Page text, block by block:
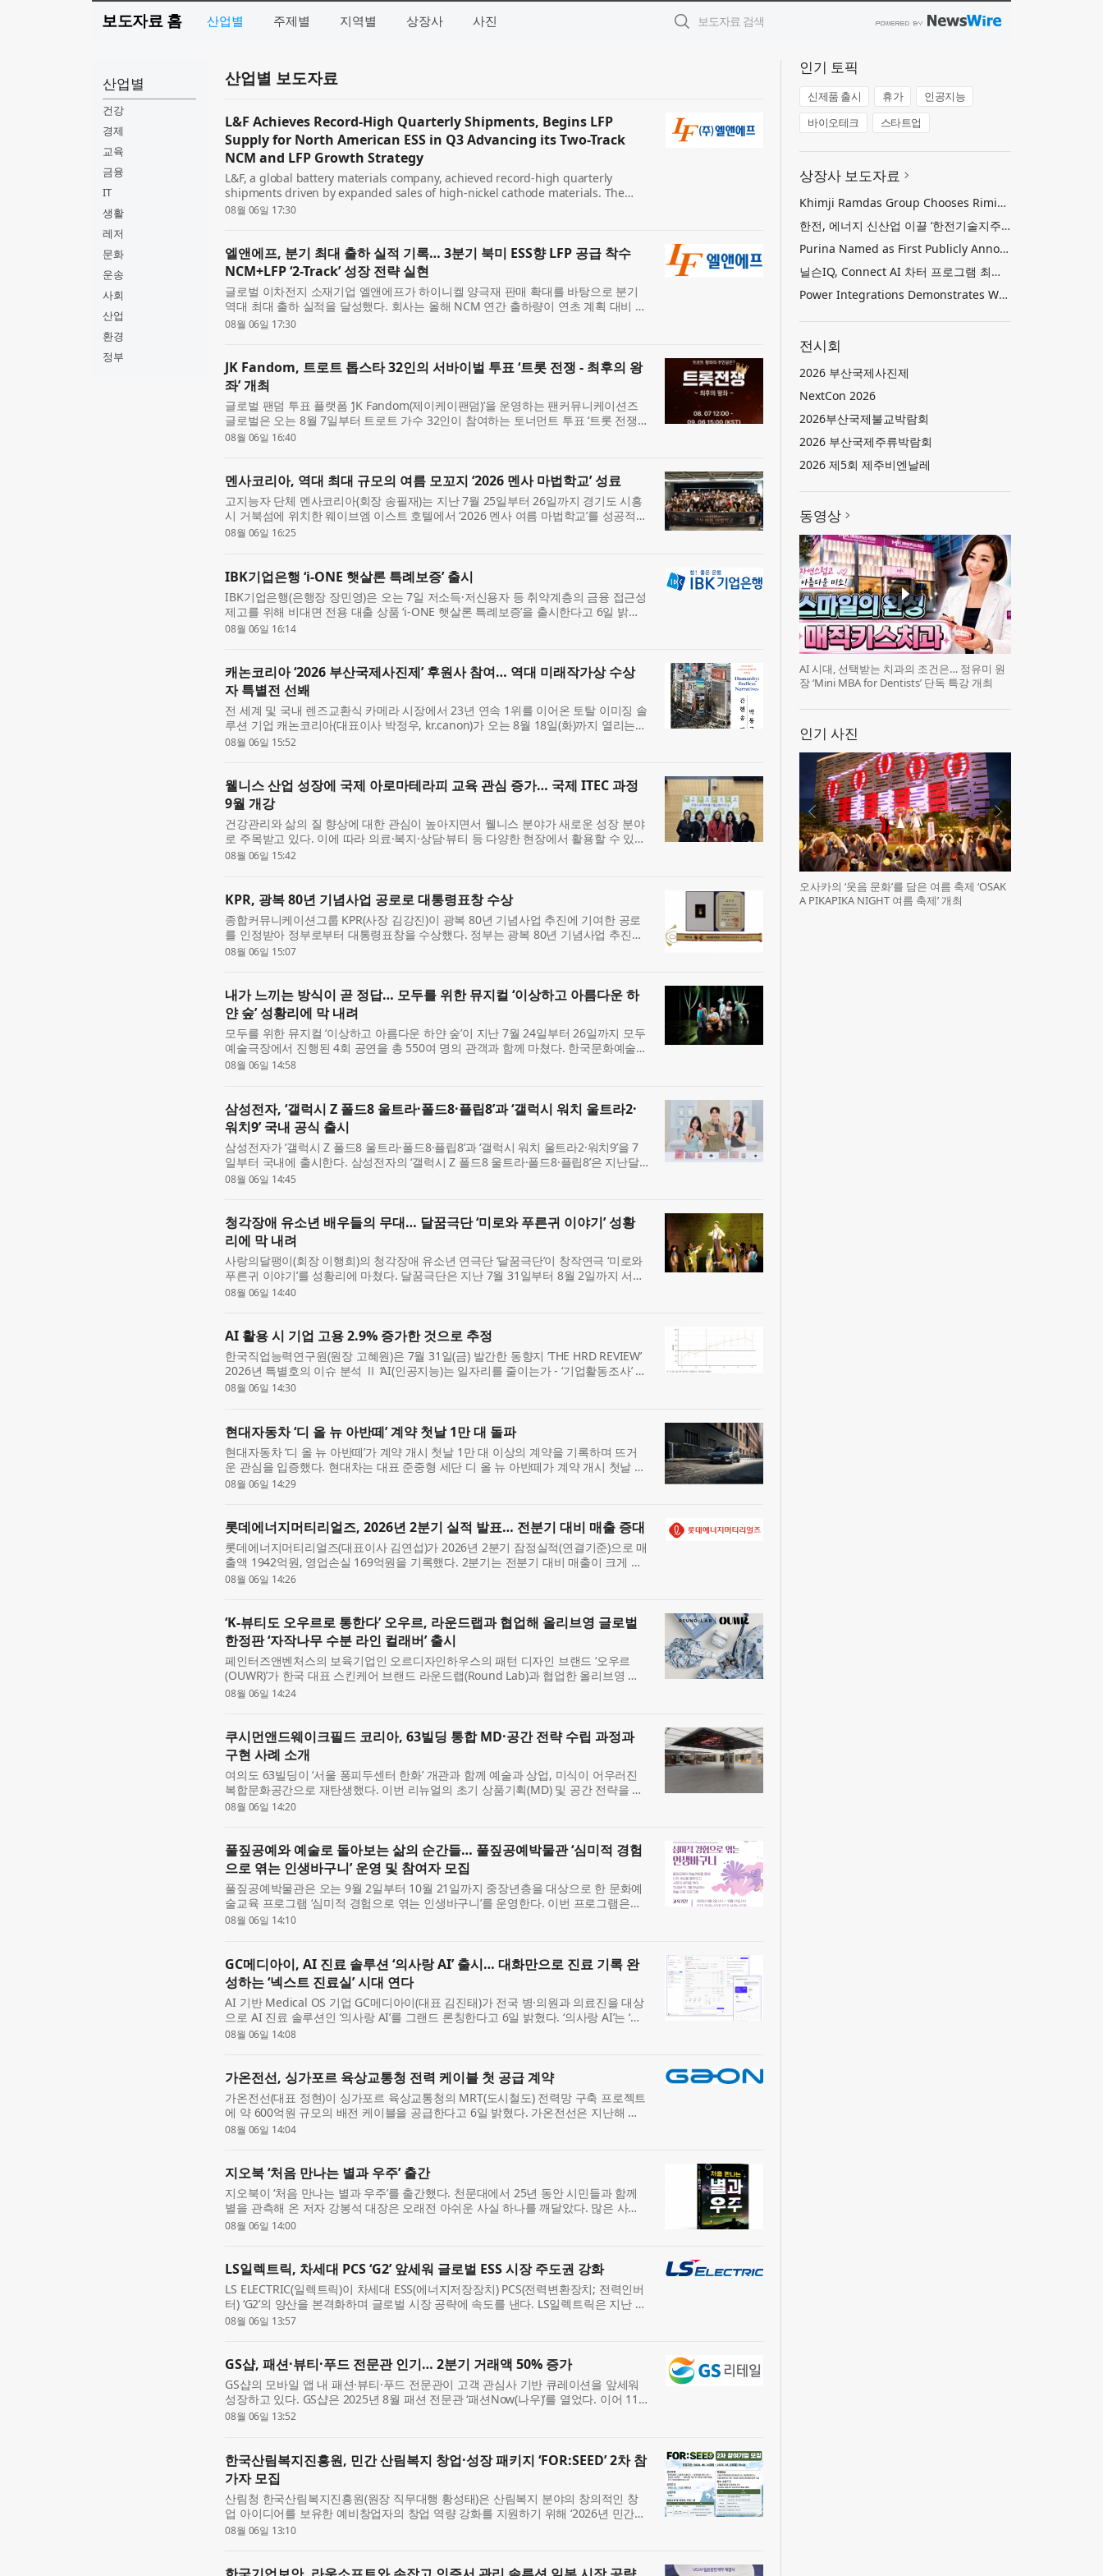
보도자료 홈 산업별 주제별 지역별 상장사 사진
산업별
건강
경제
교육
금융
IT
생활
레저
문화
운송
사회
산업
환경
정부
산업별 보도자료
L&F Achieves Record-High Quarterly Shipments, Begins LFP
Supply for North American ESS in Q3 Advancing its Two-Track
NCM and LFP Growth Strategy
L&F, a global battery materials company, achieved record-high quarterly
shipments driven by expanded sales of high-nickel cathode materials. The
company expects annual NCM shipments to significantly surpass its initial
08월 06일 17:30
엘앤에프, 분기 최대 출하 실적 기록… 3분기 북미 ESS향 LFP 공급 착수
NCM+LFP ‘2-Track’ 성장 전략 실현
글로벌 이차전지 소재기업 엘앤에프가 하이니켈 양극재 판매 확대를 바탕으로 분기
역대 최대 출하 실적을 달성했다. 회사는 올해 NCM 연간 출하량이 연초 계획 대비 크
게 상회할 것으로 전망했으며, 3분기부터는 북미 ESS향 LFP 양극재 공급도 시작하며
08월 06일 17:30
JK Fandom, 트로트 톱스타 32인의 서바이벌 투표 ‘트롯 전쟁 - 최후의 왕
좌’ 개최
글로벌 팬덤 투표 플랫폼 ‘JK Fandom(제이케이팬덤)’을 운영하는 팬커뮤니케이션즈
글로벌은 오는 8월 7일부터 트로트 가수 32인이 참여하는 토너먼트 투표 ‘트롯 전쟁 -
최후의 왕좌(TROT WAR : THE LAST THRONE)’를 개최한다고 밝혔다. 이번 캠페인에
08월 06일 16:40
멘사코리아, 역대 최대 규모의 여름 모꼬지 ‘2026 멘사 마법학교’ 성료
고지능자 단체 멘사코리아(회장 송필재)는 지난 7월 25일부터 26일까지 경기도 시흥
시 거북섬에 위치한 웨이브엠 이스트 호텔에서 ‘2026 멘사 여름 마법학교’를 성공적으
로 개최했다고 밝혔다. 이번 여름 모꼬지에는 130여 명의 회원과 가족이 참여해 여름
08월 06일 16:25
IBK기업은행 ‘i-ONE 햇살론 특례보증’ 출시
IBK기업은행(은행장 장민영)은 오는 7일 저소득·저신용자 등 취약계층의 금융 접근성
제고를 위해 비대면 전용 대출 상품 ‘i-ONE 햇살론 특례보증’을 출시한다고 6일 밝혔
다. 이번 상품은 지난 1월 출시한 대면 전용 상품 ‘IBK햇살론 특례보증’에 이은 비대면
08월 06일 16:14
캐논코리아 ‘2026 부산국제사진제’ 후원사 참여… 역대 미래작가상 수상
자 특별전 선봬
전 세계 및 국내 렌즈교환식 카메라 시장에서 23년 연속 1위를 이어온 토탈 이미징 솔
루션 기업 캐논코리아(대표이사 박정우, kr.canon)가 오는 8월 18일(화)까지 열리는
‘2026 부산국제사진제’의 후원사로 참여해 ‘캐논 미래작가전 Humanity: Endless
08월 06일 15:52
웰니스 산업 성장에 국제 아로마테라피 교육 관심 증가… 국제 ITEC 과정
9월 개강
건강관리와 삶의 질 향상에 대한 관심이 높아지면서 웰니스 분야가 새로운 성장 분야
로 주목받고 있다. 이에 따라 의료·복지·상담·뷰티 등 다양한 현장에서 활용할 수 있는
전문 교육에 대한 관심도 함께 커지고 있으며, 아로마테라피를 체계적으로 배우려는
08월 06일 15:42
KPR, 광복 80년 기념사업 공로로 대통령표창 수상
종합커뮤니케이션그룹 KPR(사장 김강진)이 광복 80년 기념사업 추진에 기여한 공로
를 인정받아 정부로부터 대통령표창을 수상했다. 정부는 광복 80년 기념사업 추진에
기여한 개인 63명과 5개 기관을 ‘광복 80년 기념사업 유공자’로 선정했다. KPR은 수상
08월 06일 15:07
내가 느끼는 방식이 곧 정답… 모두를 위한 뮤지컬 ‘이상하고 아름다운 하
얀 숲’ 성황리에 막 내려
모두를 위한 뮤지컬 ‘이상하고 아름다운 하얀 숲’이 지난 7월 24일부터 26일까지 모두
예술극장에서 진행된 4회 공연을 총 550여 명의 관객과 함께 마쳤다. 한국문화예술위
원회 2026 어린이·청소년을 위한 예술지원사업 선정작인 이 작품은 창작꿈터 놀이공
08월 06일 14:58
삼성전자, ‘갤럭시 Z 폴드8 울트라·폴드8·플립8’과 ‘갤럭시 워치 울트라2·
워치9’ 국내 공식 출시
삼성전자가 ‘갤럭시 Z 폴드8 울트라·폴드8·플립8’과 ‘갤럭시 워치 울트라2·워치9’을 7
일부터 국내에 출시한다. 삼성전자의 ‘갤럭시 Z 폴드8 울트라·폴드8·플립8’은 지난달
28일부터 8월 3일까지 7일간 진행된 사전 판매에서 갤럭시 스마트폰 최고 기록인
08월 06일 14:45
청각장애 유소년 배우들의 무대… 달꿈극단 ‘미로와 푸른귀 이야기’ 성황
리에 막 내려
사랑의달팽이(회장 이행희)의 청각장애 유소년 연극단 ‘달꿈극단’이 창작연극 ‘미로와
푸른귀 이야기’를 성황리에 마쳤다. 달꿈극단은 지난 7월 31일부터 8월 2일까지 서울
중구에 위치한 CKL스테이지에서 ‘미로와 푸른귀 이야기’를 총 3회 공연했다. 이번 공
08월 06일 14:40
AI 활용 시 기업 고용 2.9% 증가한 것으로 추정
한국직업능력연구원(원장 고혜원)은 7월 31일(금) 발간한 동향지 ‘THE HRD REVIEW’
2026년 특별호의 이슈 분석 Ⅱ ‘AI(인공지능)는 일자리를 줄이는가 - ‘기업활동조사’ 패
널로 본 AI 활용의 고용 효과’를 통해 AI 활용 전후 기업의 고용 변화를 분석했다. ※
08월 06일 14:30
현대자동차 ‘디 올 뉴 아반떼’ 계약 첫날 1만 대 돌파
현대자동차 ‘디 올 뉴 아반떼’가 계약 개시 첫날 1만 대 이상의 계약을 기록하며 뜨거
운 관심을 입증했다. 현대차는 대표 준중형 세단 디 올 뉴 아반떼가 계약 개시 첫날 총
1만1094대의 계약을 기록했다고 6일 밝혔다. 이는 2020년 4월 출시된 7세대 아반떼
08월 06일 14:29
롯데에너지머티리얼즈, 2026년 2분기 실적 발표… 전분기 대비 매출 증대
롯데에너지머티리얼즈(대표이사 김연섭)가 2026년 2분기 잠정실적(연결기준)으로 매
출액 1942억원, 영업손실 169억원을 기록했다. 2분기는 전분기 대비 매출이 크게 상
승한 점이 가장 큰 개선 포인트다. 부채비율은 31.5%, 차입금비율은 18%를 유지하고
08월 06일 14:26
‘K-뷰티도 오우르로 통한다’ 오우르, 라운드랩과 협업해 올리브영 글로벌
한정판 ‘자작나무 수분 라인 컬래버’ 출시
페인터즈앤벤처스의 보육기업인 오르디자인하우스의 패턴 디자인 브랜드 ‘오우르
(OUWR)’가 한국 대표 스킨케어 브랜드 라운드랩(Round Lab)과 협업한 올리브영 글
로벌(Olive Young US) 한정판 컬렉션을 선보인다. 이번 협업은 한국 스킨케어와 디자
08월 06일 14:24
쿠시먼앤드웨이크필드 코리아, 63빌딩 통합 MD·공간 전략 수립 과정과
구현 사례 소개
여의도 63빌딩이 ‘서울 퐁피두센터 한화’ 개관과 함께 예술과 상업, 미식이 어우러진
복합문화공간으로 재탄생했다. 이번 리뉴얼의 초기 상품기획(MD) 및 공간 전략을 수
립한 쿠시먼앤드웨이크필드 코리아(Cushman & Wakefield Korea)가 컨설팅 당시의
08월 06일 14:20
풀짚공예와 예술로 돌아보는 삶의 순간들… 풀짚공예박물관 ‘심미적 경험
으로 엮는 인생바구니’ 운영 및 참여자 모집
풀짚공예박물관은 오는 9월 2일부터 10월 21일까지 중장년층을 대상으로 한 문화예
술교육 프로그램 ‘심미적 경험으로 엮는 인생바구니’를 운영한다. 이번 프로그램은
2026 꿈다락 문화예술학교 중장년 감상 프로그램의 일환으로, 풀짚공예와 예술 작품
08월 06일 14:10
GC메디아이, AI 진료 솔루션 ‘의사랑 AI’ 출시… 대화만으로 진료 기록 완
성하는 ‘넥스트 진료실’ 시대 연다
AI 기반 Medical OS 기업 GC메디아이(대표 김진태)가 전국 병·의원과 의료진을 대상
으로 AI 진료 솔루션인 ‘의사랑 AI’를 그랜드 론칭한다고 6일 밝혔다. ‘의사랑 AI’는 ‘시
작, 넥스트 진료실’이라는 슬로건 아래, 국내 시장 점유율 1위 전자차트(EMR) ‘의사
08월 06일 14:08
가온전선, 싱가포르 육상교통청 전력 케이블 첫 공급 계약
가온전선(대표 정현)이 싱가포르 육상교통청의 MRT(도시철도) 전력망 구축 프로젝트
에 약 600억원 규모의 배전 케이블을 공급한다고 6일 밝혔다. 가온전선은 지난해 육
상교통청 벤더 등록 후 첫 수주를 확보하며, 향후 MRT를 비롯한 공공 배전 프로젝트
08월 06일 14:04
지오북 ‘처음 만나는 별과 우주’ 출간
지오북이 ‘처음 만나는 별과 우주’를 출간했다. 천문대에서 25년 동안 시민들과 함께
별을 관측해 온 저자 강봉석 대장은 오래전 아쉬운 사실 하나를 깨달았다. 많은 사람
이 천체망원경으로 별을 직접 보고도 기대만큼 감동하지 못하거나 때로는 실망감마
08월 06일 14:00
LS일렉트릭, 차세대 PCS ‘G2’ 앞세워 글로벌 ESS 시장 주도권 강화
LS ELECTRIC(일렉트릭)이 차세대 ESS(에너지저장장치) PCS(전력변환장치; 전력인버
터) ‘G2’의 양산을 본격화하며 글로벌 시장 공략에 속도를 낸다. LS일렉트릭은 지난 5
일 충남 천안사업장 DC팩토리에서 구자균 회장을 비롯한 임직원 및 관계자들이 참석
08월 06일 13:57
GS샵, 패션·뷰티·푸드 전문관 인기… 2분기 거래액 50% 증가
GS샵의 모바일 앱 내 패션·뷰티·푸드 전문관이 고객 관심사 기반 큐레이션을 앞세워
성장하고 있다. GS샵은 2025년 8월 패션 전문관 ‘패션Now(나우)’를 열었다. 이어 11
월에는 뷰티 전문관 ‘뷰티#(샵)’과 식품 전문관 ‘맛있는 발견’을 추가로 열며 3개 전문관
08월 06일 13:52
한국산림복지진흥원, 민간 산림복지 창업·성장 패키지 ‘FOR:SEED’ 2차 참
가자 모집
산림청 한국산림복지진흥원(원장 직무대행 황성태)은 산림복지 분야의 창의적인 창
업 아이디어를 보유한 예비창업자의 창업 역량 강화를 지원하기 위해 ‘2026년 민간
산림복지 창업·성장 패키지 FOR:SEED(예비창업패키지)’ 2차 참가기업을 오는 8월 25
08월 06일 13:10
인기 토픽
신제품 출시 휴가
인공지능
바이오테크
스타트업
상장사 보도자료
Khimji Ramdas Group Chooses Rimini Street to Reduce SAP Support Costs, Protect 700+ Customizations and Reinvest Savings in Innovation
한전, 에너지 신산업 이끌 ‘한전기술지주’ 공식 출범
Purina Named as First Publicly Announced NIQ ConnectAI Charter Client
닐슨IQ, Connect AI 차터 프로그램 최초 고객사 ‘퓨리나’ 선정
Power Integrations Demonstrates World’s First 2200 V GaN Technology for Next-Era High-Voltage Power Systems
전시회
2026 부산국제사진제
NextCon 2026
2026부산국제불교박람회
2026 부산국제주류박람회
2026 제5회 제주비엔날레
동영상
AI 시대, 선택받는 치과의 조건은… 정유미 원
장 ‘Mini MBA for Dentists’ 단독 특강 개최
인기 사진
오사카의 ‘웃음 문화’를 담은 여름 축제 ‘OSAK
A PIKAPIKA NIGHT 여름 축제’ 개최